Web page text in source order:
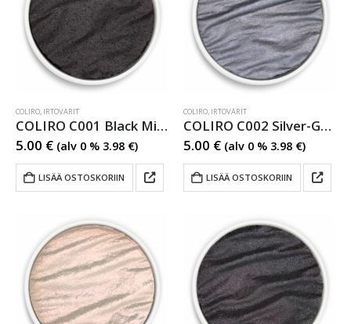
COLIRO, IRTOVÄRIT
COLIRO C001 Black Mica Metallihohtovesiväri
5.00 € (alv 0 % 3.98 €)
LISÄÄ OSTOSKORIIN
COLIRO, IRTOVÄRIT
COLIRO C002 Silver-Grey Metallihohtovesiväri
5.00 € (alv 0 % 3.98 €)
LISÄÄ OSTOSKORIIN